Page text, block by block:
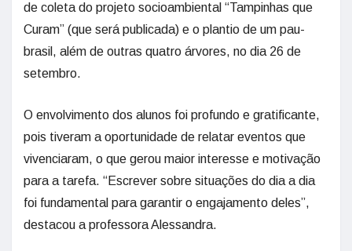
de coleta do projeto socioambiental “Tampinhas que
Curam” (que será publicada) e o plantio de um pau-
brasil, além de outras quatro árvores, no dia 26 de
setembro.
O envolvimento dos alunos foi profundo e gratificante,
pois tiveram a oportunidade de relatar eventos que
vivenciaram, o que gerou maior interesse e motivação
para a tarefa. “Escrever sobre situações do dia a dia
foi fundamental para garantir o engajamento deles”,
destacou a professora Alessandra.